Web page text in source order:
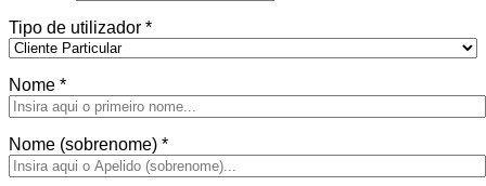
Tipo de utilizador *
Nome *
Nome (sobrenome) *